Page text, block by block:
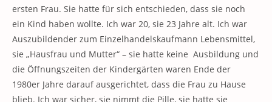
ersten Frau. Sie hatte für sich entschieden, dass sie noch
ein Kind haben wollte. Ich war 20, sie 23 Jahre alt. Ich war
Auszubildender zum Einzelhandelskaufmann Lebensmittel,
sie „Hausfrau und Mutter“ – sie hatte keine Ausbildung und
die Öffnungszeiten der Kindergärten waren Ende der
1980er Jahre darauf ausgerichtet, dass die Frau zu Hause
blieb. Ich war sicher, sie nimmt die Pille, sie hatte sie